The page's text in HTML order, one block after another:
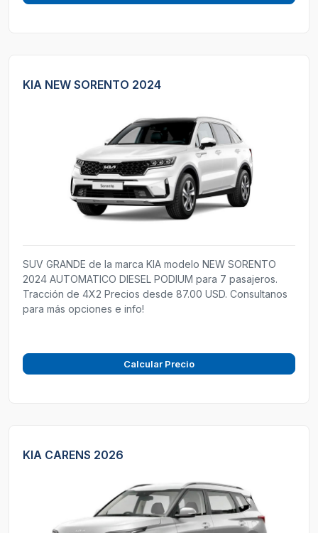
KIA NEW SORENTO 2024
SUV GRANDE de la marca KIA modelo NEW SORENTO
2024 AUTOMATICO DIESEL PODIUM para 7 pasajeros.
Tracción de 4X2 Precios desde 87.00 USD. Consultanos
para más opciones e info!
Calcular Precio
KIA CARENS 2026